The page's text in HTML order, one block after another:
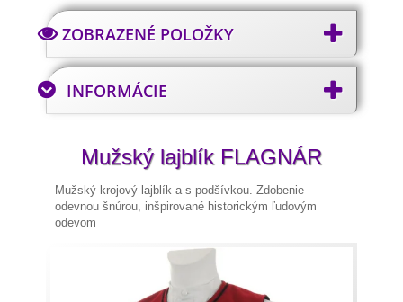
ZOBRAZENÉ POLOŽKY
INFORMÁCIE
Mužský lajblík FLAGNÁR
Mužský krojový lajblík a s podšívkou. Zdobenie
odevnou šnúrou, inšpirované historickým ľudovým
odevom